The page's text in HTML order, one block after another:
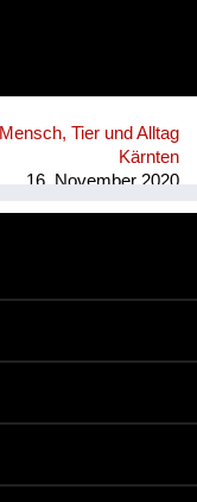
Mensch, Tier und Alltag
Kärnten
16. November 2020